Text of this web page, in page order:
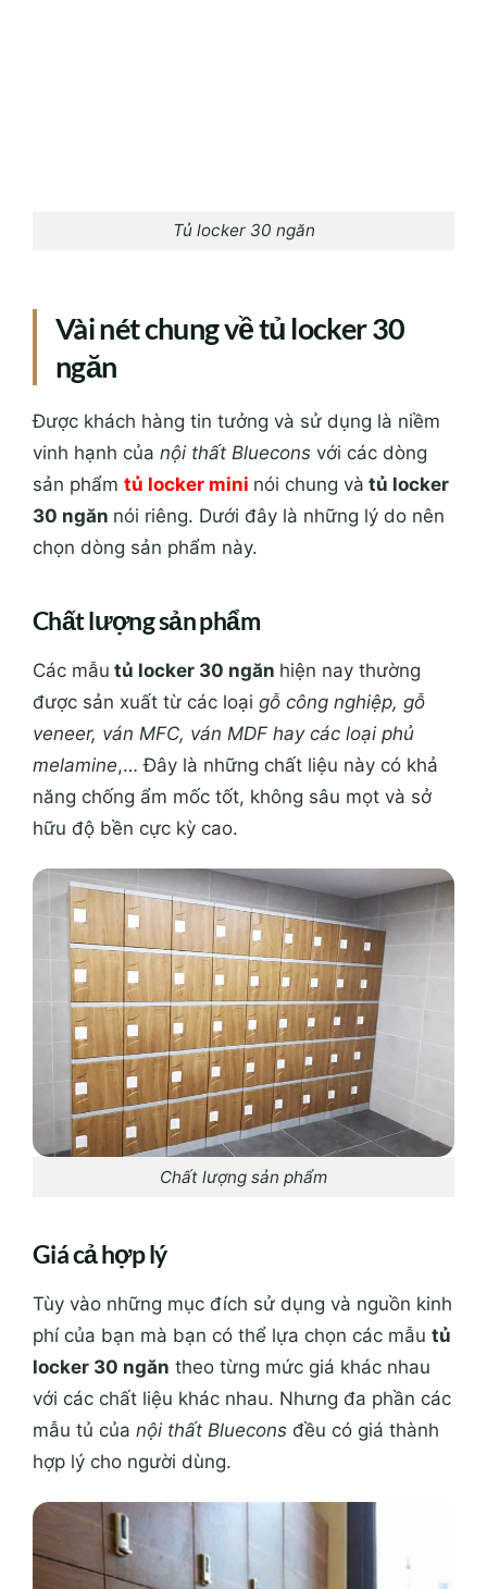
Tủ locker 30 ngăn
Vài nét chung về tủ locker 30
ngăn
Được khách hàng tin tưởng và sử dụng là niềm
vinh hạnh của nội thất Bluecons với các dòng
sản phẩm tủ locker mini nói chung và tủ locker
30 ngăn nói riêng. Dưới đây là những lý do nên
chọn dòng sản phẩm này.
Chất lượng sản phẩm
Các mẫu tủ locker 30 ngăn hiện nay thường
được sản xuất từ các loại gỗ công nghiệp, gỗ
veneer, ván MFC, ván MDF hay các loại phủ
melamine,… Đây là những chất liệu này có khả
năng chống ẩm mốc tốt, không sâu mọt và sở
hữu độ bền cực kỳ cao.
Chất lượng sản phẩm
Giá cả hợp lý
Tùy vào những mục đích sử dụng và nguồn kinh
phí của bạn mà bạn có thể lựa chọn các mẫu tủ
locker 30 ngăn theo từng mức giá khác nhau
với các chất liệu khác nhau. Nhưng đa phần các
mẫu tủ của nội thất Bluecons đều có giá thành
hợp lý cho người dùng.